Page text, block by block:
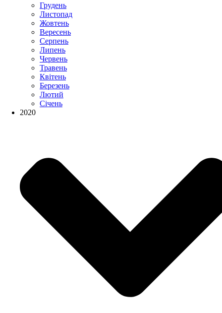
Грудень
Листопад
Жовтень
Вересень
Серпень
Липень
Червень
Травень
Квітень
Березень
Лютий
Січень
2020